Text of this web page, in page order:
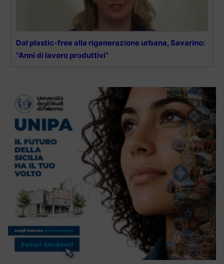
Dal plastic-free alla rigenerazione urbana, Savarino:
“Anni di lavoro produttivi”